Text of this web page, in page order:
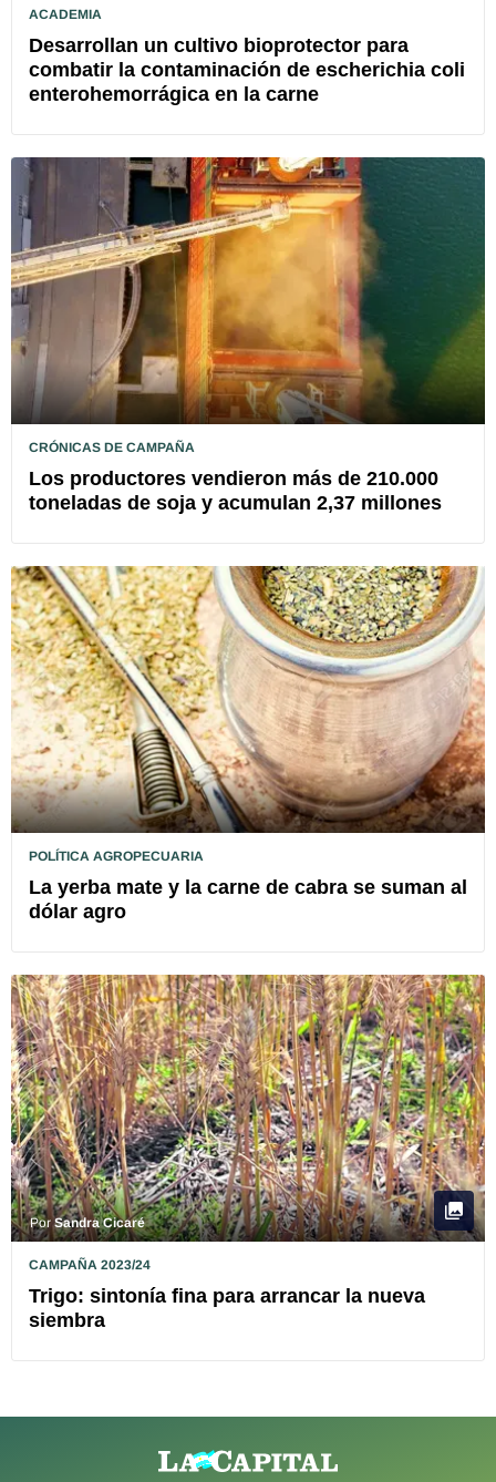
ACADEMIA
Desarrollan un cultivo bioprotector para
combatir la contaminación de escherichia coli
enterohemorrágica en la carne
CRÓNICAS DE CAMPAÑA
Los productores vendieron más de 210.000
toneladas de soja y acumulan 2,37 millones
POLÍTICA AGROPECUARIA
La yerba mate y la carne de cabra se suman al
dólar agro
PorSandra Cicaré
CAMPAÑA 2023/24
Trigo: sintonía fina para arrancar la nueva
siembra